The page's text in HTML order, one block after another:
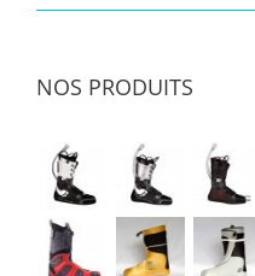
NOS PRODUITS